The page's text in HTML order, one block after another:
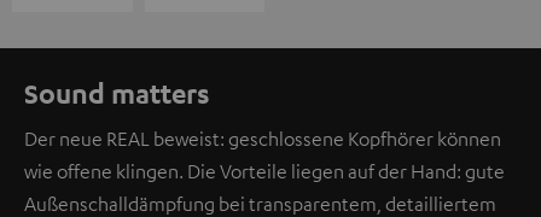
Sound matters
Der neue REAL beweist: geschlossene Kopfhörer können
wie offene klingen. Die Vorteile liegen auf der Hand: gute
Außenschalldämpfung bei transparentem, detailliertem